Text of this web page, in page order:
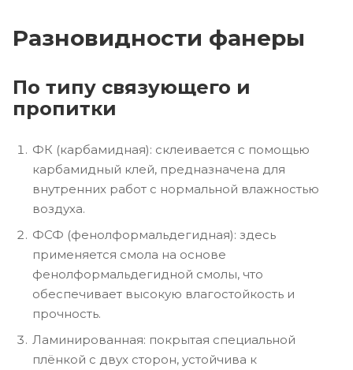
Разновидности фанеры
По типу связующего и
пропитки
ФК (карбамидная): склеивается с помощью
карбамидный клей, предназначена для
внутренних работ с нормальной влажностью
воздуха.
ФСФ (фенолформальдегидная): здесь
применяется смола на основе
фенолформальдегидной смолы, что
обеспечивает высокую влагостойкость и
прочность.
Ламинированная: покрытая специальной
плёнкой с двух сторон, устойчива к